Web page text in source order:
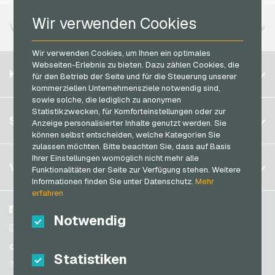
Wir verwenden Cookies
Wir verwenden Cookies, um Ihnen ein optimales
Webseiten-Erlebnis zu bieten. Dazu zählen Cookies, die
für den Betrieb der Seite und für die Steuerung unserer
kommerziellen Unternehmensziele notwendig sind,
sowie solche, die lediglich zu anonymen
Statistikzwecken, für Komforteinstellungen oder zur
Anzeige personalisierter Inhalte genutzt werden. Sie
können selbst entscheiden, welche Kategorien Sie
zulassen möchten. Bitte beachten Sie, dass auf Basis
Ihrer Einstellungen womöglich nicht mehr alle
Funktionalitäten der Seite zur Verfügung stehen. Weitere
Informationen finden Sie unter Datenschutz.Mehr
erfahren
Notwendig
Statistiken
Rewe Geschenkkarten
roastmarket Geschenkkarten
Rossmann Geschenkkarten
RTL+ Geschenkkarten
Saturn Geschenkkarten
SB-Tankstelle Geschenkkarten
Shell Geschenkkarten
Shop-Apotheke Geschenkkarten
Spotify Premium Geschenkkarten
TikTok Geschenkkarten
Wolt Geschenkkarten
Neosurf Bezahlkarten
PCS Bezahlkarten
Razer Gold Bezahlkarten
Transcash Bezahlkarten
VERFÜGBARE REGIONEN
Belgien
Brasilien
Deutschland (DE)
Deutschland (EN)
Frankreich
Italien
Niederlande
Portugal
Schweiz (FR)
KONTO
Registrieren
Anmelden
Mein Warenkorb
SERVICE
FAQ
Zahlungsmethoden
&Widerrufsrecht
Datenschutzrichtlinien
VGO-SHOP
Über uns
Blog
Partner
Instagram
@VGO_com